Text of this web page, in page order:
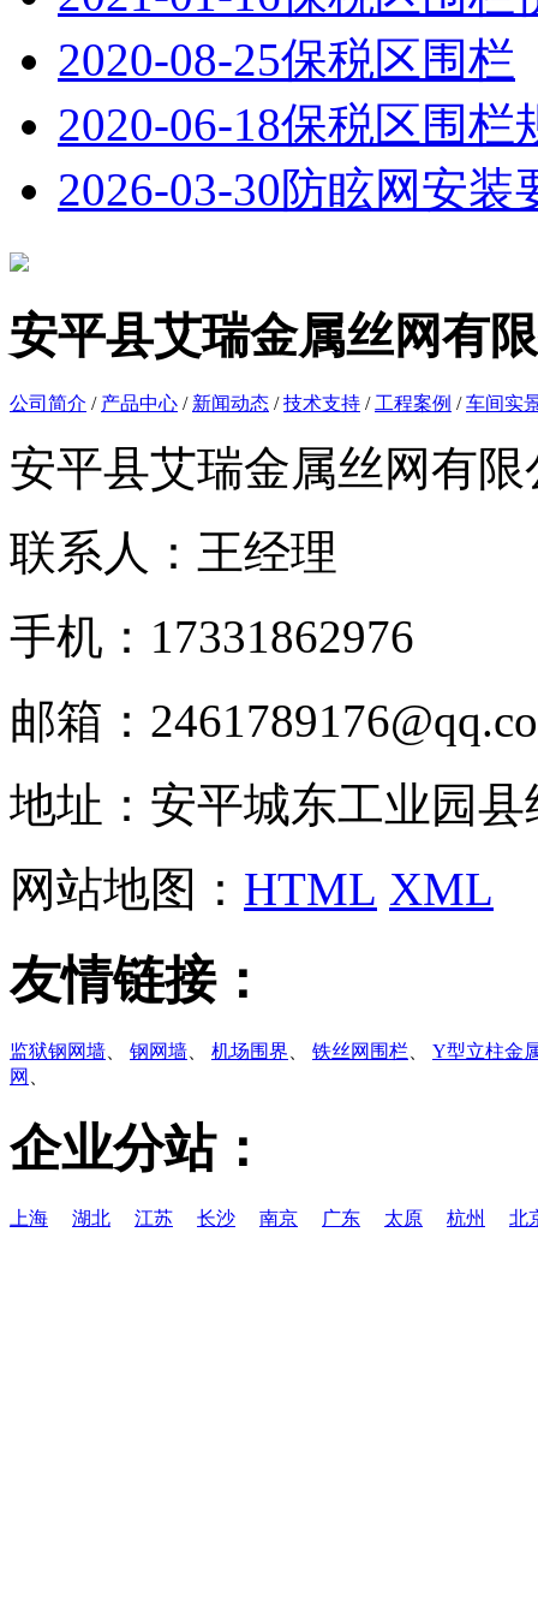
2020-08-25保税区围栏
2020-06-18保税区围栏
2026-03-30防眩网安装
安平县艾瑞金属丝网有
公司简介 / 产品中心 / 新闻动态 /技术支持 / 工程案例 /车间实
安平县艾瑞金属丝网有限
联系人：王经理
手机：17331862976
邮箱：
地址：安平城东工业园县
网站地图： HTML XML
友情链接：
监狱钢网墙 钢网墙 机场围界 铁丝网围栏
Y型立柱金
网
企业分站：
上海 湖北 江苏 长沙 南京 广东 太原 杭州 北